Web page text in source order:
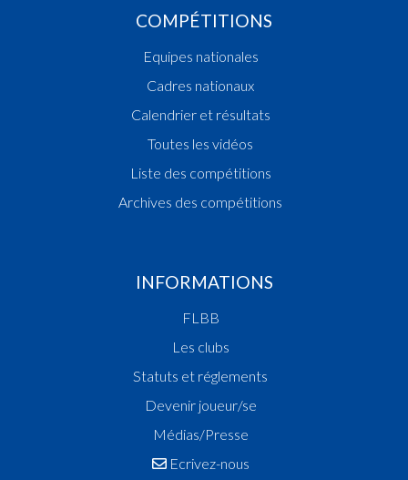
COMPÉTITIONS
Equipes nationales
Cadres nationaux
Calendrier et résultats
Toutes les vidéos
Liste des compétitions
Archives des compétitions
INFORMATIONS
FLBB
Les clubs
Statuts et réglements
Devenir joueur/se
Médias/Presse
Ecrivez-nous